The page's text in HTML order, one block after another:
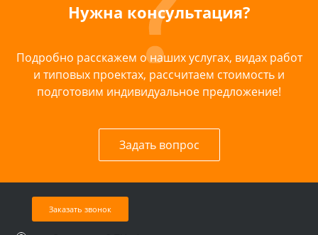
Нужна консультация?
Подробно расскажем о наших услугах, видах работ
и типовых проектах, рассчитаем стоимость и
подготовим индивидуальное предложение!
Задать вопрос
Заказать звонок